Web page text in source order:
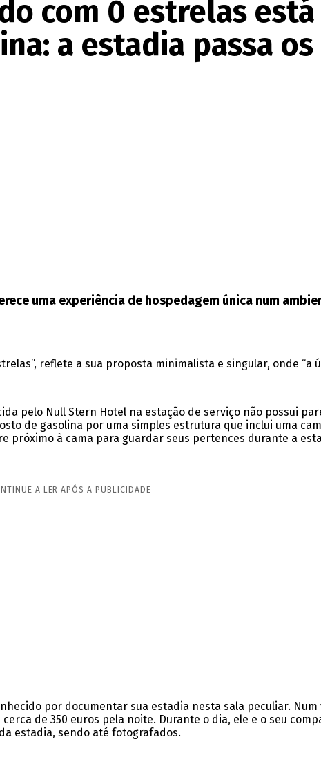
com 0 estrelas
a estadia passa
uma experiência de hospedagem única num
reflete a sua proposta minimalista e singular, onde “a
pelo Null Stern Hotel na estação de serviço não possui
de gasolina por uma simples estrutura que inclui uma
próximo à cama para guardar seus pertences durante a
A LER APÓS A PUBLICIDADE
por documentar sua estadia nesta sala peculiar.
de 350 euros pela noite. Durante o dia, ele e o seu
estadia, sendo até fotografados.